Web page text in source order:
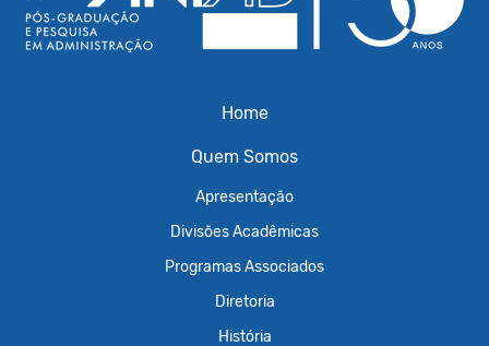
Home
Quem Somos
Apresentação
Divisões Acadêmicas
Programas Associados
Diretoria
História